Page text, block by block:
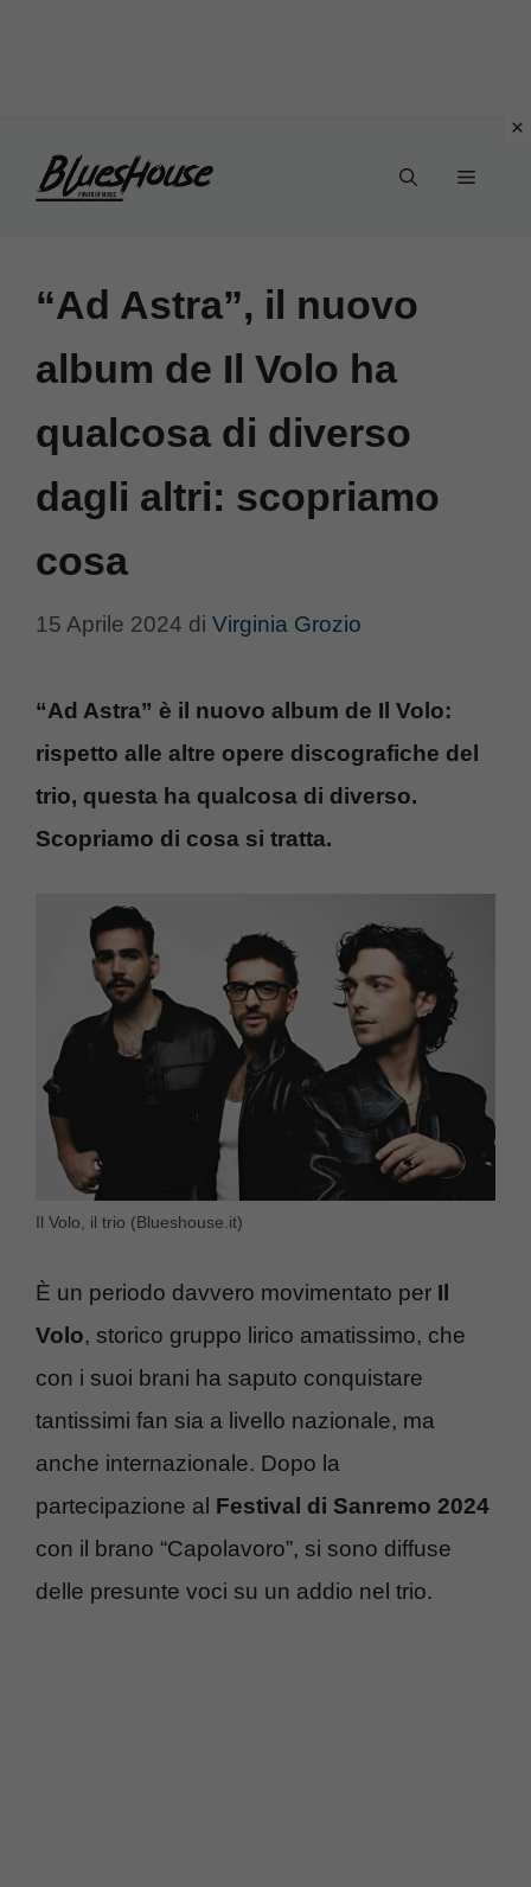
Menu
“Ad Astra”, il nuovo
album de Il Volo ha
qualcosa di diverso
dagli altri: scopriamo
cosa
15 Aprile 2024 di Virginia Grozio
“Ad Astra” è il nuovo album de Il Volo:
rispetto alle altre opere discografiche del
trio, questa ha qualcosa di diverso.
Scopriamo di cosa si tratta.
Il Volo, il trio (Blueshouse.it)
È un periodo davvero movimentato per Il
Volo, storico gruppo lirico amatissimo, che
con i suoi brani ha saputo conquistare
tantissimi fan sia a livello nazionale, ma
anche internazionale. Dopo la
partecipazione al Festival di Sanremo 2024
con il brano “Capolavoro”, si sono diffuse
delle presunte voci su un addio nel trio.